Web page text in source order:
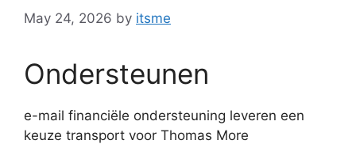
May 24, 2026 by itsme
Ondersteunen
e-mail financiële ondersteuning leveren een
keuze transport voor Thomas More